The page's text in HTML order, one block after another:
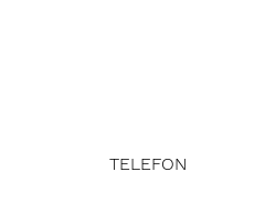
TELEFON